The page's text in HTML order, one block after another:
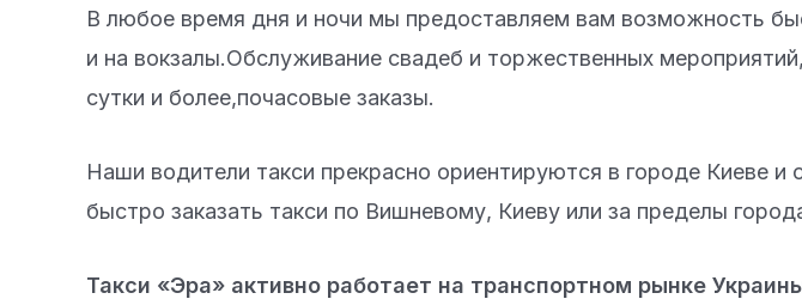
В любое время дня и ночи мы предоставляем вам возможность
и на вокзалы.Обслуживание свадеб и торжественных
сутки и более,почасовые заказы.
Наши водители такси прекрасно ориентируются в городе Киеве
быстро заказать такси по Вишневому, Киеву или за пределы
Такси «Эра» активно работает на транспортном рынке